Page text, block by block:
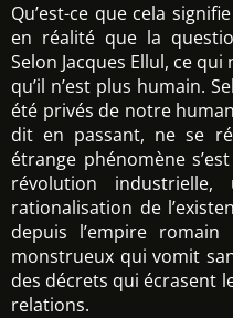
Qu’est-ce que cela
en réalité que la
Selon Jacques Ellul, ce qui
qu’il n’est plus humain.
été privés de notre
dit en passant, ne se
étrange phénomène
révolution
rationalisation de
depuis l’empire romain
monstrueux qui vomit
des décrets qui écrasent
relations.